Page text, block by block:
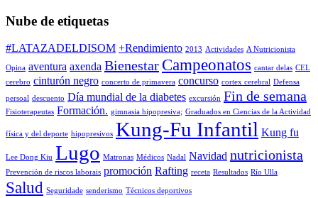
Nube de etiquetas
#LATAZADELDISOM +Rendimiento 2013 Actividades A Nutricionista
Opina aventura axenda Bienestar Campeonatos cantar delas CEL
cerebro cinturón negro concerto de primavera concurso cortex cerebral Defensa
persoal descuento Día mundial de la diabetes excursión Fin de semana
Fisioterapeutas Formación. gimnasia hipopresiva; Graduados en Ciencias de la Actividad
física y del deporte hipopresivos Kung-Fu Infantil Kung fu
Lee Dong Kiu Lugo Matronas Médicos Nadal Navidad nutricionista
Prevención de riscos laborais promoción Rafting receta Resultados Río Ulla
Salud Seguridade senderismo Técnicos deportivos